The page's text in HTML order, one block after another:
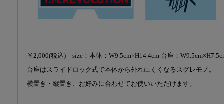
￥2,000(税込) size：本体：W9.5cm×H14.4cm 台座：
台座はスライドロック式で本体から外れにくくなるスグレモノ。
横置き・縦置き、お好みに合わせてお使いいただけます。